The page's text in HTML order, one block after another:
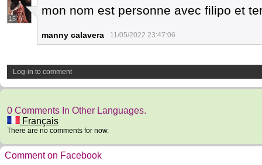
15
mon nom est personne avec filipo et
manny calavera 11/05/2022 23:47:06
Log-in to comment
0 Comments In Other Languages.
Français
There are no comments for now.
Comment on Facebook